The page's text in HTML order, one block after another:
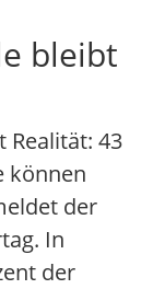
bleibt
Realität: 43
können
der
In
der